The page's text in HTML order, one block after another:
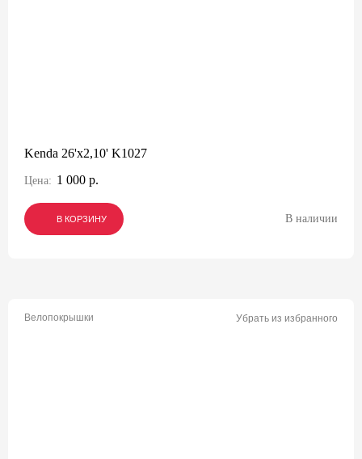
Kenda 26'x2,10' K1027
Цена: 1 000 р.
В КОРЗИНУ
В КОРЗИНУ
В КОРЗИНУ В наличии
Велопокрышки Убрать из избранного